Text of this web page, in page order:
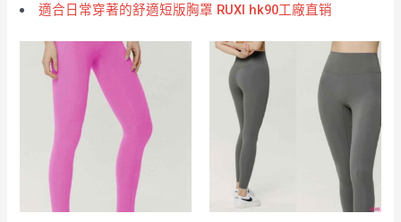
適合日常穿著的舒適短版胸罩 RUXI hk90工廠直销